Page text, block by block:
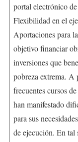
portal electrónico
Flexibilidad en el
Aportaciones para
objetivo financiar
inversiones que
pobreza extrema. A
frecuentes cursos
han manifestado
para sus
de ejecución. En